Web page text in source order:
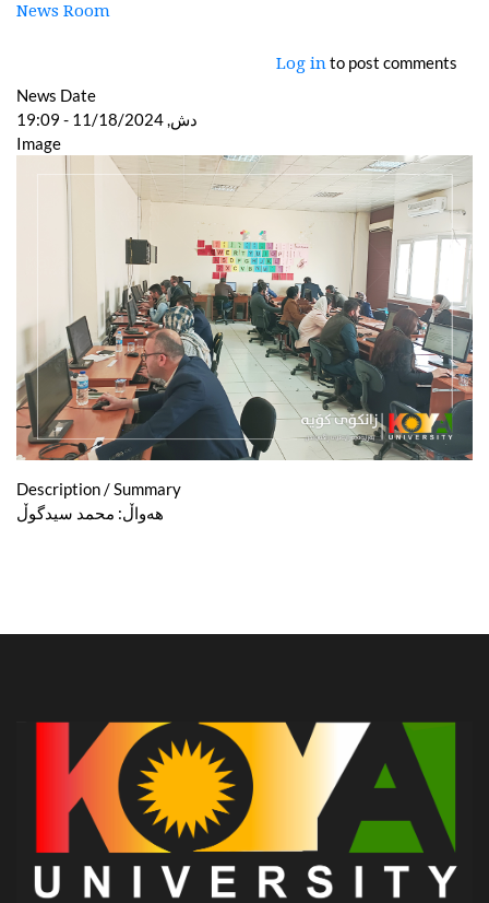
News Room
Log into post comments
News Date
دش, 11/18/2024 - 19:09
Image
Description / Summary
هەواڵ: محمد سیدگوڵ